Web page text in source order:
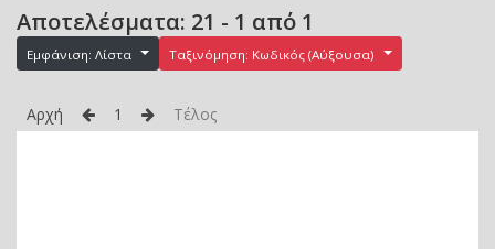
Αποτελέσματα: 21 - 1 από 1
Εμφάνιση: Λίστα Ταξινόμηση: Κωδικός (Αύξουσα)
Αρχή 1 Τέλος